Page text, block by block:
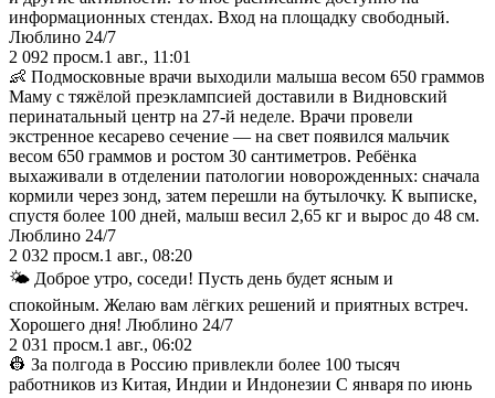
информационных стендах. Вход на площадку свободный.
Люблино 24/7
2 092 просм.1 авг., 11:01
👶 Подмосковные врачи выходили малыша весом 650 граммов
Маму с тяжёлой преэклампсией доставили в Видновский
перинатальный центр на 27-й неделе. Врачи провели
экстренное кесарево сечение — на свет появился мальчик
весом 650 граммов и ростом 30 сантиметров. Ребёнка
выхаживали в отделении патологии новорожденных: сначала
кормили через зонд, затем перешли на бутылочку. К выписке,
спустя более 100 дней, малыш весил 2,65 кг и вырос до 48 см.
Люблино 24/7
2 032 просм.1 авг., 08:20
🌤️ Доброе утро, соседи! Пусть день будет ясным и
спокойным. Желаю вам лёгких решений и приятных встреч.
Хорошего дня! Люблино 24/7
2 031 просм.1 авг., 06:02
👷 За полгода в Россию привлекли более 100 тысяч
работников из Китая, Индии и Индонезии С января по июнь